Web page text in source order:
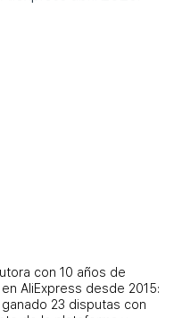
con 10 años de
AliExpress desde 2015:
23 disputas con